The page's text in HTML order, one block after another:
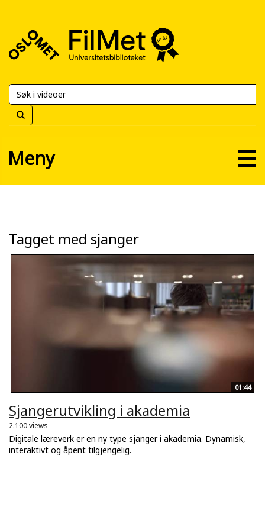
FilMet
Universitetsbiblioteket
Meny
Tagget med sjanger
01:44
Sjangerutvikling i akademia
2.100 views
Digitale læreverk er en ny type sjanger i akademia. Dynamisk,
interaktivt og åpent tilgjengelig.